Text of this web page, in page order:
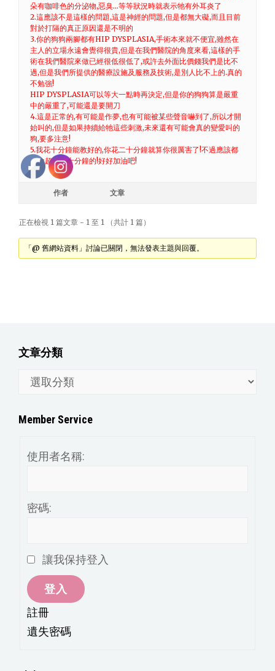
朵有咖啡色的分泌物,惡臭…等等狀況時就表示牠有外耳炎了
2.這應該不是這樣的問題,這是神經的問題,但是都無大礙,而且目前
對於打隔的真正原因還是不明的
3.你的狗狗兩腳都有HIP DYSPLASIA,手術本來就不便宜,雖然在
主人的立場永遠會覺得很貴,但是在我們醫院的角度來看,這樣的手
術在我們醫院來做已經很低很低了,或許去外面比價錢我們是比不
過,但是我們所提供的醫療設施及服務及技術,是別人比不上的.真的
不勉強!
HIP DYSPLASIA可以等大一點時再決定,但是你的狗狗算是嚴重
中的嚴重了,可能還是要開刀
4.這是正常的,有可能是作夢,也有可能被某些聲音嚇到了,所以才開
始叫的,但是如果持續給牠這些刺激,未來還有可能會真的變愛叫的
狗,要多注意!
5.我花十分鐘能教好的,你花二十分鐘就算你很厲害了!不過應該都
不會超過三十分鐘的!好好加油吧!
作者 文章
正在檢視 1 篇文章 - 1 至 1 （共計 1 篇）
「@ 舊網站資料」討論已關閉，無法發表主題與回覆。
文章分類
分
Member Service
使用者名稱:
密碼:
讓我保持登入
登入
註冊
遺失密碼